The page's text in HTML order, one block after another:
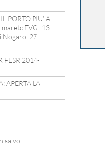
PORTO PIU’ A
maretc FVG . 13
Nogaro, 27
FESR 2014-
APERTA LA
salvo